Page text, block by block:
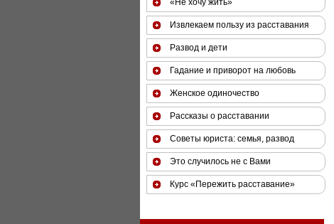
«Не хочу жить»
Извлекаем пользу из расставания
Развод и дети
Гадание и приворот на любовь
Женское одиночество
Рассказы о расставании
Советы юриста: семья, развод
Это случилось не с Вами
Курс «Пережить расставание»